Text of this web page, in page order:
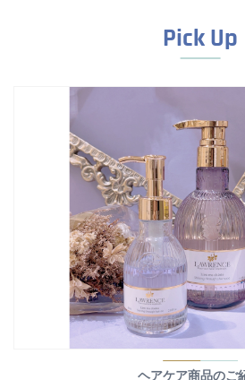
Pick Up
ヘアケア商品のご